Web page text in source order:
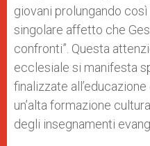
giovani prolungando
singolare affetto che
confronti”. Questa
ecclesiale si manifesta
finalizzate
un’alta formazione
degli insegnamenti